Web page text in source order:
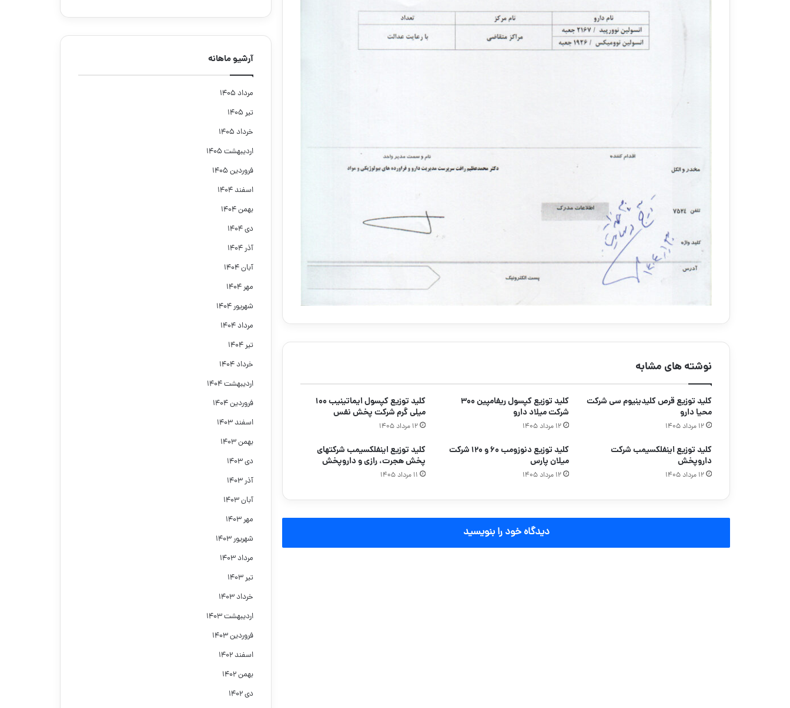
نوشته های مشابه
کلید توزیع قرص کلیدینیوم سی شرکت
محیا دارو
۱۲ مرداد ۱۴۰۵
کلید توزیع کپسول ریفامپین ۳۰۰
شرکت میلاد دارو
۱۲ مرداد ۱۴۰۵
کلید توزیع کپسول ایماتینیب ۱۰۰
میلی گرم شرکت پخش نفس
۱۲ مرداد ۱۴۰۵
کلید توزیع اینفلکسیمب شرکت
داروپخش
۱۲ مرداد ۱۴۰۵
کلید توزیع دنوزومب ۶۰ و ۱۲۰ شرکت
میلان پارس
۱۲ مرداد ۱۴۰۵
کلید توزیع اینفلکسیمب شرکتهای
پخش هجرت، رازی و داروپخش
۱۱ مرداد ۱۴۰۵
دیدگاه خود را بنویسید
آرشیو ماهانه
مرداد ۱۴۰۵
تیر ۱۴۰۵
خرداد ۱۴۰۵
اردیبهشت ۱۴۰۵
فروردین ۱۴۰۵
اسفند ۱۴۰۴
بهمن ۱۴۰۴
دی ۱۴۰۴
آذر ۱۴۰۴
آبان ۱۴۰۴
مهر ۱۴۰۴
شهریور ۱۴۰۴
مرداد ۱۴۰۴
تیر ۱۴۰۴
خرداد ۱۴۰۴
اردیبهشت ۱۴۰۴
فروردین ۱۴۰۴
اسفند ۱۴۰۳
بهمن ۱۴۰۳
دی ۱۴۰۳
آذر ۱۴۰۳
آبان ۱۴۰۳
مهر ۱۴۰۳
شهریور ۱۴۰۳
مرداد ۱۴۰۳
تیر ۱۴۰۳
خرداد ۱۴۰۳
اردیبهشت ۱۴۰۳
فروردین ۱۴۰۳
اسفند ۱۴۰۲
بهمن ۱۴۰۲
دی ۱۴۰۲